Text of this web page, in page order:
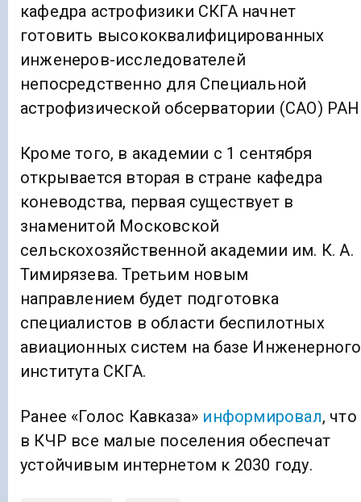
кафедра астрофизики СКГА начнет
готовить высококвалифицированных
инженеров-исследователей
непосредственно для Специальной
астрофизической обсерватории (САО)
Кроме того, в академии с 1 сентября
открывается вторая в стране кафедра
коневодства, первая существует в
знаменитой Московской
сельскохозяйственной академии им. К. А.
Тимирязева. Третьим новым
направлением будет подготовка
специалистов в области беспилотных
авиационных систем на базе Инженерного
института СКГА.
Ранее «Голос Кавказа» информировал, что
в КЧР все малые поселения обеспечат
устойчивым интернетом к 2030 году.